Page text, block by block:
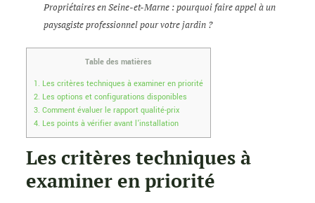
Propriétaires en Seine-et-Marne : pourquoi faire appel à un
paysagiste professionnel pour votre jardin ?
Table des matières
1. Les critères techniques à examiner en priorité
2. Les options et configurations disponibles
3. Comment évaluer le rapport qualité-prix
4. Les points à vérifier avant l’installation
Les critères techniques à
examiner en priorité